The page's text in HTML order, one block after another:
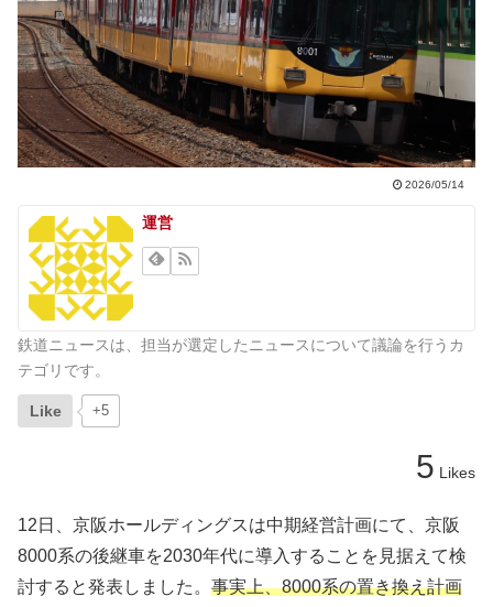
2026/05/14
運営
鉄道ニュースは、担当が選定したニュースについて議論を行うカ
テゴリです。
Like +5
5 Likes
12日、京阪ホールディングスは中期経営計画にて、京阪
8000系の後継車を2030年代に導入することを見据えて検
討すると発表しました。 事実上、8000系の置き換え計画